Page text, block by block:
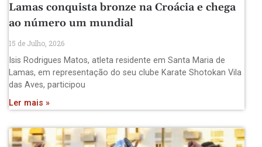
Lamas conquista bronze na Croácia e chega
ao número um mundial
15 de Julho, 2026
Isis Rodrigues Matos, atleta residente em Santa Maria de
Lamas, em representação do seu clube Karate Shotokan Vila
das Aves, participou
Ler mais »